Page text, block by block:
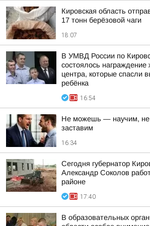
Кировская область
17 тонн берёзовой чаги
18:07
В УМВД России по
состоялось награждение
центра, которые спасли
ребёнка
16:54
Не можешь — научим,
заставим
16:34
Сегодня губернатор
Александр Соколов
районе
17:40
В образовательных